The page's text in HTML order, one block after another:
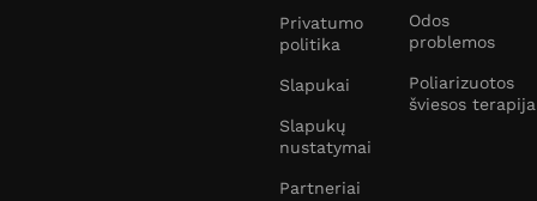
Privatumo
politika
Slapukai
Slapukų
nustatymai
Partneriai
Odos
problemos
Poliarizuotos
šviesos terapija